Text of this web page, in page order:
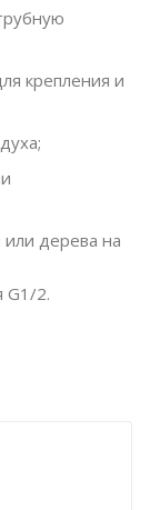
крепления и
дерева на
G1/2.